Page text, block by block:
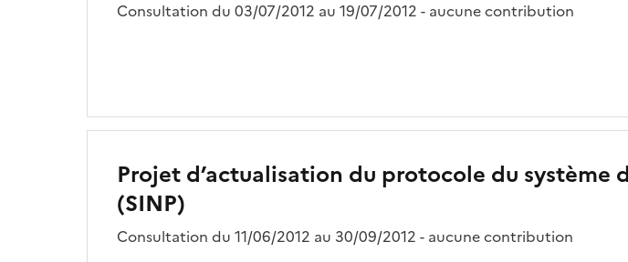
Consultation du 03/07/2012 au 19/07/2012 - aucune contribution
Projet d’actualisation du protocole du système
(SINP)
Consultation du 11/06/2012 au 30/09/2012 - aucune contribution